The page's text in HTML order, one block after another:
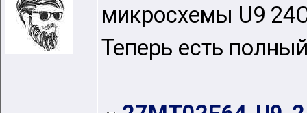
микросхемы U9
Теперь есть